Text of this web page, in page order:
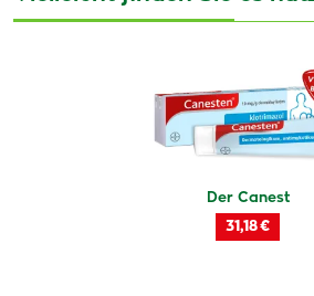
Der Canest
31,18 €